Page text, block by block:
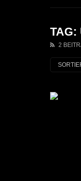
TAG:
2